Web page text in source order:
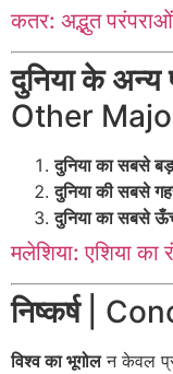
कतर: अद्भुत
दुनिया के अन्य
Other
दुनिया का सबसे
दुनिया की सबसे
दुनिया का सबसे
मलेशिया: एशिया का
निष्कर्ष|
विश्व का भूगोलन केवल